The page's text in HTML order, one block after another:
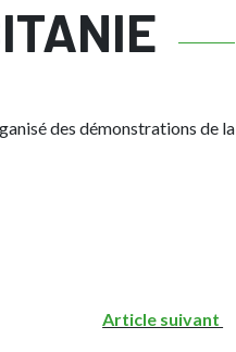
des démonstrations de la
Article suivant